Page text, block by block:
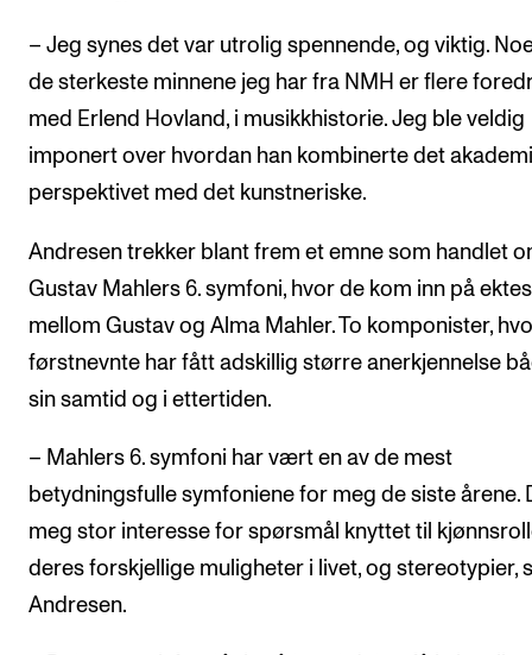
– Jeg synes det var utrolig spennende, og viktig.
de sterkeste minnene jeg har fra NMH er flere
med Erlend Hovland, i musikkhistorie. Jeg ble veldig
imponert over hvordan han kombinerte det
perspektivet med det kunstneriske.
Andresen trekker blant frem et emne som handlet
Gustav Mahlers 6. symfoni, hvor de kom inn på
mellom Gustav og Alma Mahler. To komponister,
førstnevnte har fått adskillig større anerkjennelse
sin samtid og i ettertiden.
– Mahlers 6. symfoni har vært en av de mest
betydningsfulle symfoniene for meg de siste årene.
meg stor interesse for spørsmål knyttet til
deres forskjellige muligheter i livet, og stereotypier,
Andresen.